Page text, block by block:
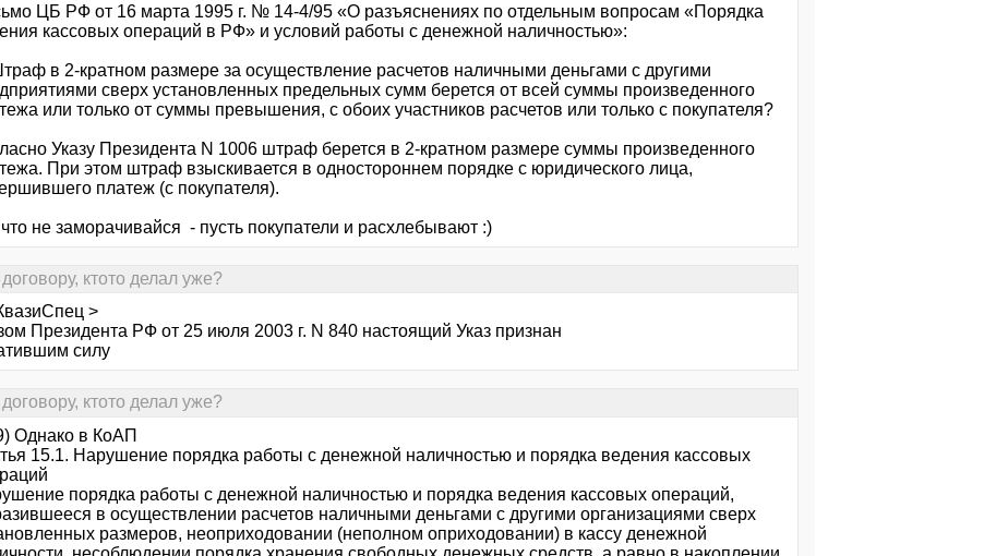
ЦБ РФ от 16 марта 1995 г. № 14-4/95 «О разъяснениях по отдельным вопросам «Порядка
кассовых операций в РФ» и условий работы с денежной наличностью»:
в 2-кратном размере за осуществление расчетов наличными деньгами с другими
сверх установленных предельных сумм берется от всей суммы произведенного
или только от суммы превышения, с обоих участников расчетов или только с покупателя?
Указу Президента N 1006 штраф берется в 2-кратном размере суммы произведенного
При этом штраф взыскивается в одностороннем порядке с юридического лица,
платеж (с покупателя).
не заморачивайся - пусть покупатели и расхлебывают :)
ктото делал уже?
>
Президента РФ от 25 июля 2003 г. N 840 настоящий Указ признан
силу
ктото делал уже?
Однако в КоАП
15.1. Нарушение порядка работы с денежной наличностью и порядка ведения кассовых
порядка работы с денежной наличностью и порядка ведения кассовых операций,
в осуществлении расчетов наличными деньгами с другими организациями сверх
размеров, неоприходовании (неполном оприходовании) в кассу денежной